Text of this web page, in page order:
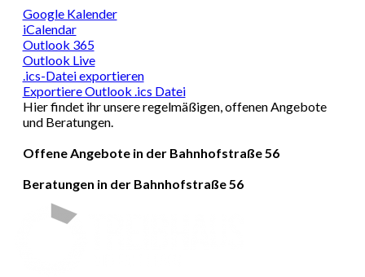
Google Kalender
iCalendar
Outlook 365
Outlook Live
.ics-Datei exportieren
Exportiere Outlook .ics Datei
Hier findet ihr unsere regelmäßigen, offenen Angebote
und Beratungen.
Offene Angebote in der Bahnhofstraße 56
Beratungen in der Bahnhofstraße 56